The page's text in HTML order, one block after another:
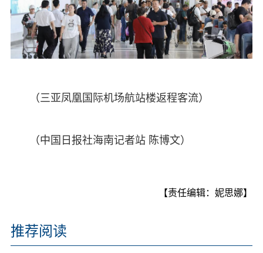
（三亚凤凰国际机场航站楼返程客流）
（中国日报社海南记者站 陈博文）
【责任编辑：妮思娜】
推荐阅读